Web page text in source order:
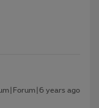
years ago